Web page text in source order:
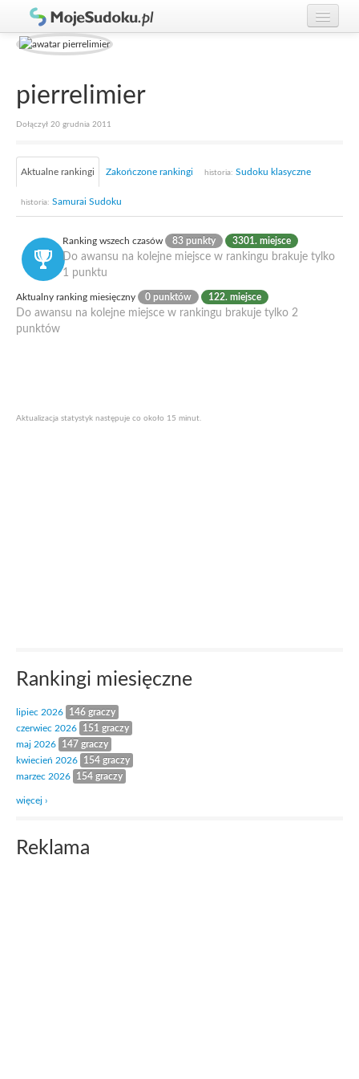
Graj w Sudoku!
Zasady Sudoku
pierrelimier
Dołączył 20 grudnia 2011
Aktualne rankingi Zakończone rankingi historia: Sudoku klasyczne
historia: Samurai Sudoku
Ranking wszech czasów 83 punkty 3301. miejsce
Do awansu na kolejne miejsce w rankingu brakuje tylko
1 punktu
Aktualny ranking miesięczny 0 punktów 122. miejsce
Do awansu na kolejne miejsce w rankingu brakuje tylko 2
punktów
Aktualizacja statystyk następuje co około 15 minut.
Rankingi miesięczne
lipiec 2026
146 graczy
czerwiec 2026
151 graczy
maj 2026
147 graczy
kwiecień 2026
154 graczy
marzec 2026
154 graczy
więcej ›
Reklama